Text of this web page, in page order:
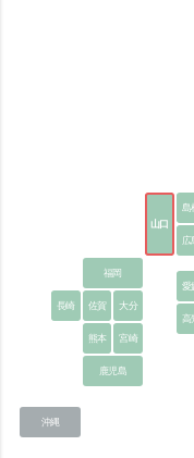
山口
島
広
福岡
愛
長崎 佐賀
大分
高
熊本
宮崎
鹿児島
沖縄